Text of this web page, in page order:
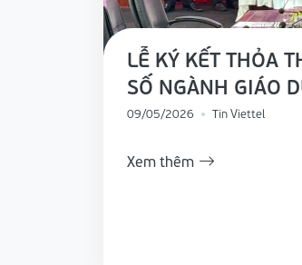
LỄ KÝ KẾT THỎA
SỐ NGÀNH GIÁO
2026 – 2030
09/05/2026 Tin Viettel
Xem thêm